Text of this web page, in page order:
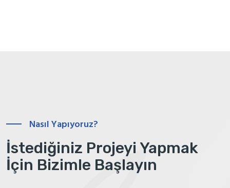
Nasıl Yapıyoruz?
İstediğiniz Projeyi Yapmak
İçin Bizimle Başlayın